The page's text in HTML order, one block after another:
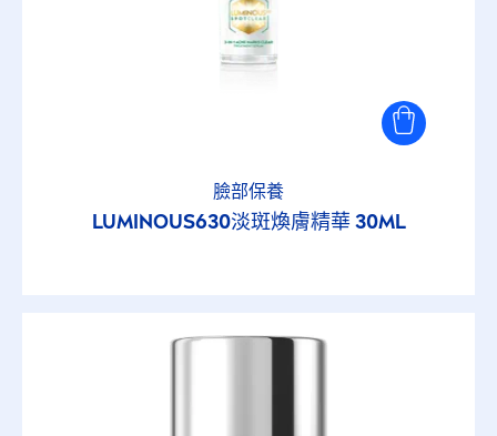
臉部保養
LUMINOUS630淡斑煥膚精華 30ML